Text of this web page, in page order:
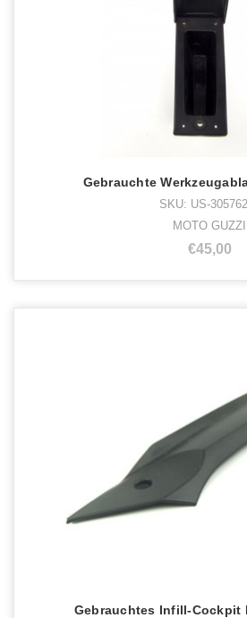
Gebrauchte
SKU: US-
MOTO GUZZI
€45,00
Gebrauchtes Infill-Cockpit